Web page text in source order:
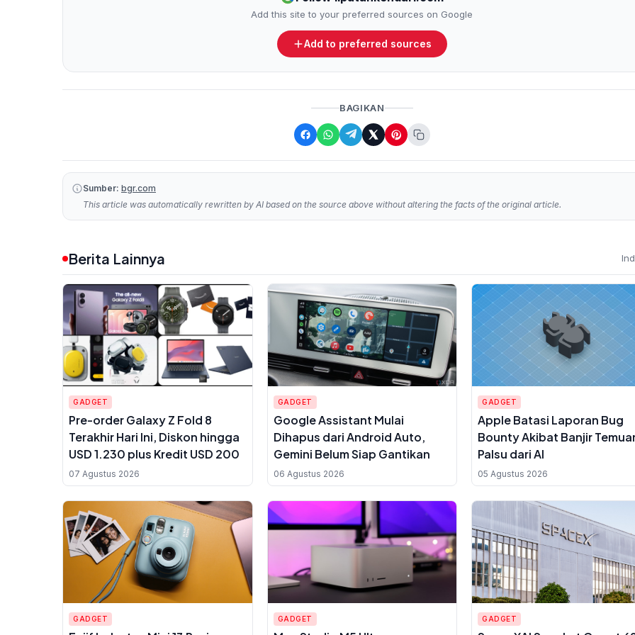
Add this site to your preferred sources on Google
Add to preferred sources
BAGIKAN
Sumber: bgr.com
This article was automatically rewritten by AI based on the source above without altering the facts of the original article.
Berita Lainnya
GADGET
Pre-order Galaxy Z Fold 8
Terakhir Hari Ini, Diskon hingga
USD 1.230 plus Kredit USD 200
07 Agustus 2026
GADGET
Google Assistant Mulai
Dihapus dari Android Auto,
Gemini Belum Siap Gantikan
06 Agustus 2026
GADGET
Apple Batasi Laporan Bug
Bounty Akibat Banjir
Palsu dari AI
05 Agustus 2026
GADGET GADGET GADGET